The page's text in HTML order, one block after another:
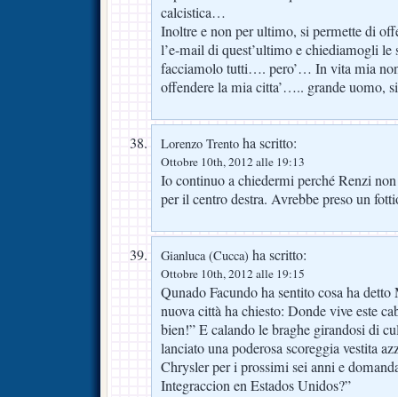
calcistica…
Inoltre e non per ultimo, si permette di
l’e-mail di quest’ultimo e chiediamogli
facciamolo tutti…. pero’… In vita mia
offendere la mia citta’….. grande
Lorenzo Trento ha scritto:
Ottobre 10th, 2012 alle 19:13
Io continuo a chiedermi perché Renzi
per il centro destra. Avrebbe preso un
Gianluca (Cucca) ha scritto:
Ottobre 10th, 2012 alle 19:15
Qunado Facundo ha sentito cosa ha
nuova città ha chiesto: Donde vive este
bien!” E calando le braghe girandosi di
lanciato una poderosa scoreggia vestita
Chrysler per i prossimi sei anni e
Integraccion en Estados Unidos?”